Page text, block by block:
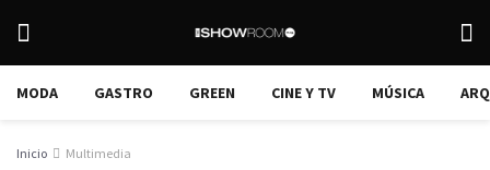
MODA GASTRO GREEN CINE Y TV MÚSICA
Inicio Multimedia